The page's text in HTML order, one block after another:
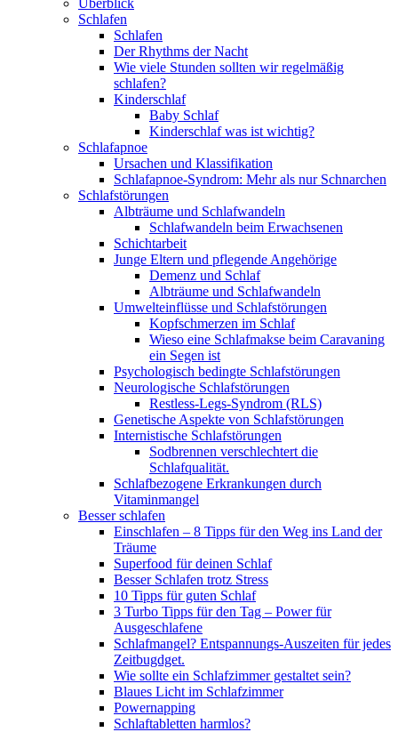
Überblick
Schlafen
Schlafen
Der Rhythms der Nacht
Wie viele Stunden sollten wir regelmäßig
schlafen?
Kinderschlaf
Baby Schlaf
Kinderschlaf was ist wichtig?
Schlafapnoe
Ursachen und Klassifikation
Schlafapnoe-Syndrom: Mehr als nur Schnarchen
Schlafstörungen
Albträume und Schlafwandeln
Schlafwandeln beim Erwachsenen
Schichtarbeit
Junge Eltern und pflegende Angehörige
Demenz und Schlaf
Albträume und Schlafwandeln
Umwelteinflüsse und Schlafstörungen
Kopfschmerzen im Schlaf
Wieso eine Schlafmakse beim Caravaning
ein Segen ist
Psychologisch bedingte Schlafstörungen
Neurologische Schlafstörungen
Restless-Legs-Syndrom (RLS)
Genetische Aspekte von Schlafstörungen
Internistische Schlafstörungen
Sodbrennen verschlechtert die
Schlafqualität.
Schlafbezogene Erkrankungen durch
Vitaminmangel
Besser schlafen
Einschlafen – 8 Tipps für den Weg ins Land der
Träume
Superfood für deinen Schlaf
Besser Schlafen trotz Stress
10 Tipps für guten Schlaf
3 Turbo Tipps für den Tag – Power für
Ausgeschlafene
Schlafmangel? Entspannungs-Auszeiten für jedes
Zeitbugdget.
Wie sollte ein Schlafzimmer gestaltet sein?
Blaues Licht im Schlafzimmer
Powernapping
Schlaftabletten harmlos?